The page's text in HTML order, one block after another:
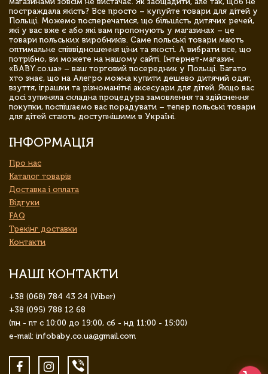
постраждала якість? Все просто – купуйте товари для дітей у
Польщі. Можемо посперечатися, що більшість дитячих речей,
які у вас вже є або які вам пропонують у магазинах – це
товари польських виробників. Саме польські товари мають
оптимальне співвідношення ціни та якості. А вибрати все, що
потрібно, ви можете на нашому сайті. Інтернет-магазин
«BABY.co.ua» – ваш торговий посередник у Польщі. Багато
хто знає, що на Алегро можна купити дешево дитячий одяг,
взуття, іграшки та різноманітні аксесуари для дітей. Якщо вас
досі зупиняла складна процедура замовлення та здійснення
покупки, поспішаємо вас порадувати – тепер польські товари
для дітей стають доступнішими в Україні.
ІНФОРМАЦІЯ
Про нас
Каталог товарів
Доставка і оплата
Відгуки
FAQ
Трекінг доставки
Контакти
НАШІ КОНТАКТИ
+38 (068) 784 43 24 (Viber)
+38 (095) 788 12 68
(пн - пт с 10:00 до 19:00, сб - нд 11:00 - 15:00)
e-mail: infobaby.co.ua@gmail.com